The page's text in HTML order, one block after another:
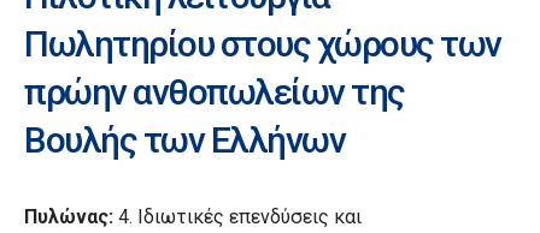
Πωλητηρίου στους χώρους των
πρώην ανθοπωλείων της
Βουλής των Ελλήνων
Πυλώνας: 4. Ιδιωτικές επενδύσεις και